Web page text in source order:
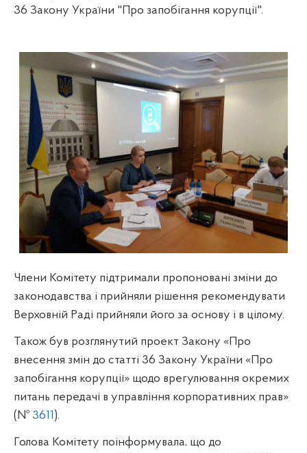
36 Закону України "Про запобігання корупції".
Члени Комітету підтримали пропоновані зміни до
законодавства і прийняли рішення рекомендувати
Верховній Раді прийняли його за основу і в цілому.
Також був розглянутий проект Закону «Про
внесення змін до статті 36 Закону України «Про
запобігання корупції» щодо врегулювання окремих
питань передачі в управління корпоративних прав»
(№ 3611 ).
Голова Комітету поінформувала, що до